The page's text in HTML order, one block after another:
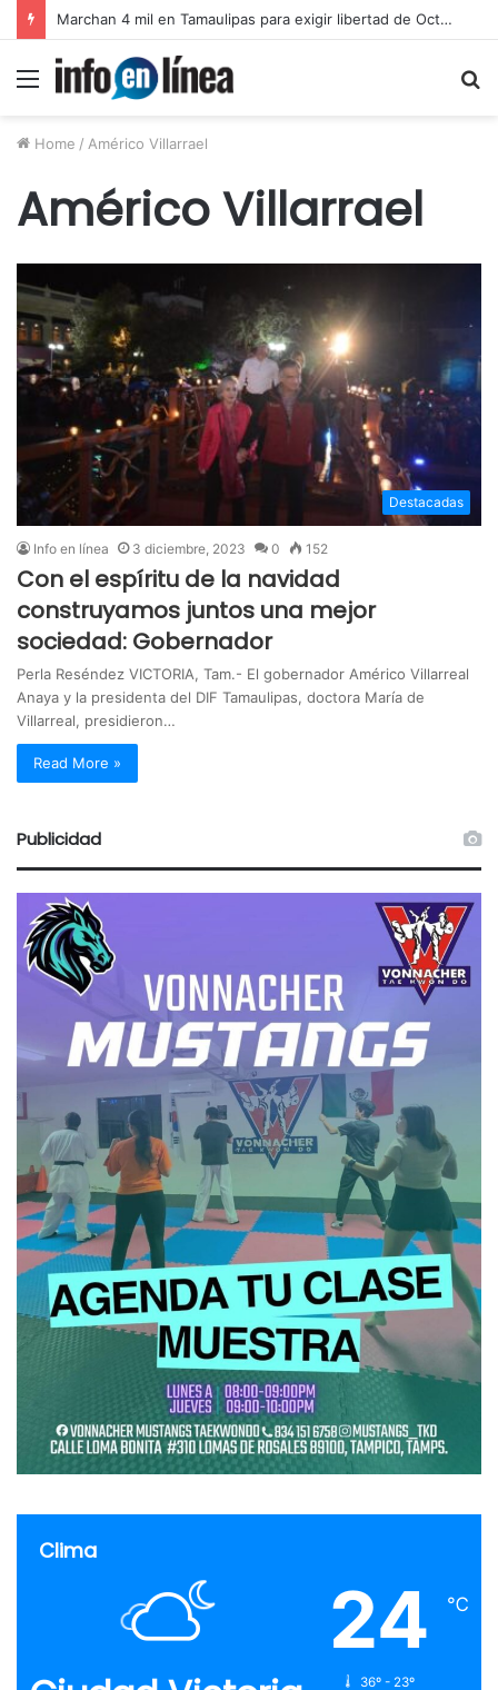
Marchan 4 mil en Tamaulipas para exigir libertad de Octavio Leal Moncada
Menu
Home / Américo Villarrael
Américo Villarrael
Destacadas
Info en línea 3 diciembre, 2023 0 152
Con el espíritu de la navidad
construyamos juntos una mejor
sociedad: Gobernador
Perla Reséndez VICTORIA, Tam.- El gobernador Américo Villarreal
Anaya y la presidenta del DIF Tamaulipas, doctora María de
Villarreal, presidieron…
Read More »
Publicidad
Clima
24 ℃
36º - 23º